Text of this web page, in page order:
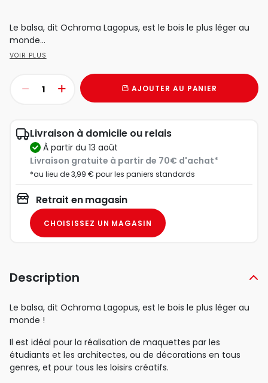
Le balsa, dit Ochroma Lagopus, est le bois le plus léger au
monde...
VOIR PLUS
AJOUTER AU PANIER
Livraison à domicile ou relais
à partir du 13 août
Livraison gratuite à partir de 70€ d'achat*
*au lieu de 3,99 € pour les paniers standards
Retrait en magasin
CHOISISSEZ UN MAGASIN
Description
Le balsa, dit Ochroma Lagopus, est le bois le plus léger au
monde !
Il est idéal pour la réalisation de maquettes par les
étudiants et les architectes, ou de décorations en tous
genres, et pour tous les loisirs créatifs.